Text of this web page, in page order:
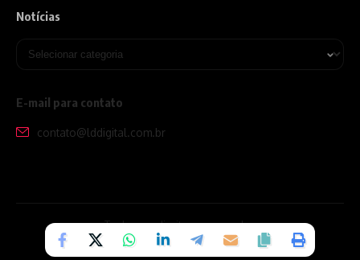
Notícias
E-mail para contato
contato@lddigital.com.br
Todos os direitos reservados